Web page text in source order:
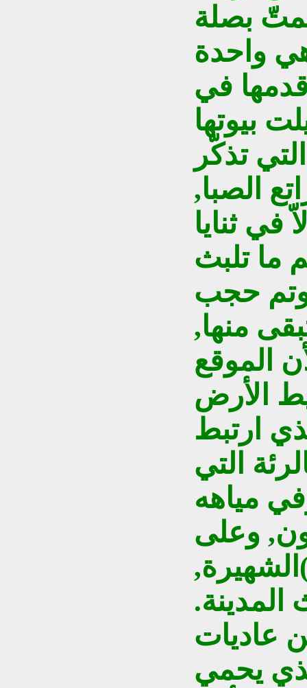
بصلة
واحدة
في
بيوتها
تذكّر
الصبا,
في ثنايا
ما تلبث
وتم حجب
منها,
الموقع
الأرض
ارتبط
التي
مياهه
وعلى
عاديات
يحمي